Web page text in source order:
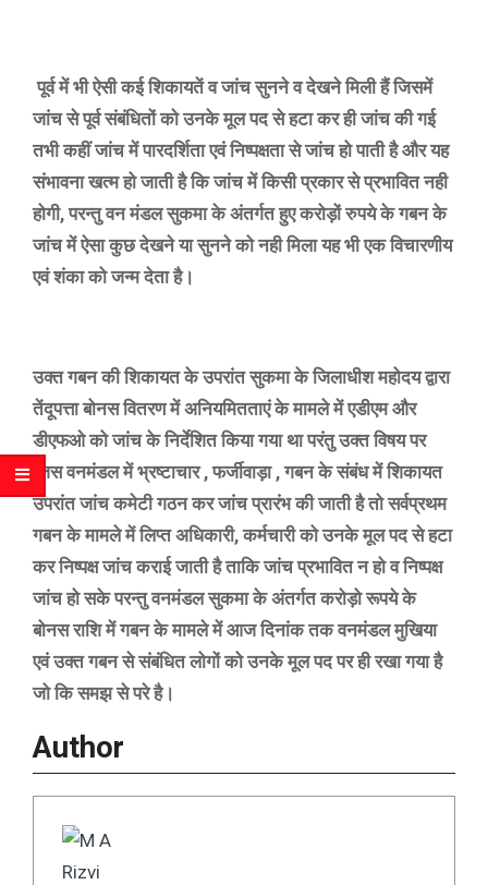
पूर्व में भी ऐसी कई शिकायतें व जांच सुनने व देखने मिली हैं जिसमें
जांच से पूर्व संबंधितों को उनके मूल पद से हटा कर ही जांच की गई
तभी कहीं जांच में पारदर्शिता एवं निष्पक्षता से जांच हो पाती है और यह
संभावना खत्म हो जाती है कि जांच में किसी प्रकार से प्रभावित नही
होगी, परन्तु वन मंडल सुकमा के अंतर्गत हुए करोड़ों रुपये के गबन के
जांच में ऐसा कुछ देखने या सुनने को नही मिला यह भी एक विचारणीय
एवं शंका को जन्म देता है।
उक्त गबन की शिकायत के उपरांत सुकमा के जिलाधीश महोदय द्वारा
तेंदूपत्ता बोनस वितरण में अनियमितताएं के मामले में एडीएम और
डीएफओ को जांच के निर्देशित किया गया था परंतु उक्त विषय पर
जिस वनमंडल में भ्रष्टाचार , फर्जीवाड़ा , गबन के संबंध में शिकायत
उपरांत जांच कमेटी गठन कर जांच प्रारंभ की जाती है तो सर्वप्रथम
गबन के मामले में लिप्त अधिकारी, कर्मचारी को उनके मूल पद से हटा
कर निष्पक्ष जांच कराई जाती है ताकि जांच प्रभावित न हो व निष्पक्ष
जांच हो सके परन्तु वनमंडल सुकमा के अंतर्गत करोड़ो रूपये के
बोनस राशि में गबन के मामले में आज दिनांक तक वनमंडल मुखिया
एवं उक्त गबन से संबंधित लोगों को उनके मूल पद पर ही रखा गया है
जो कि समझ से परे है।
Author